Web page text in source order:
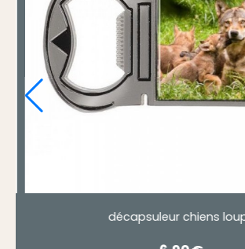
Décapsuleur Katy magnétique